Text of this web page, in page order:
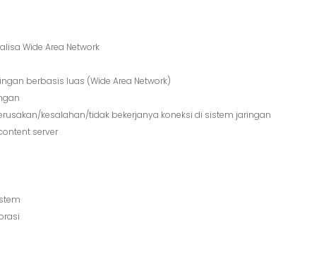
Wide Area Network
berbasis luas (Wide Area Network)
kesalahan/tidak bekerjanya koneksi di sistem jaringan
server